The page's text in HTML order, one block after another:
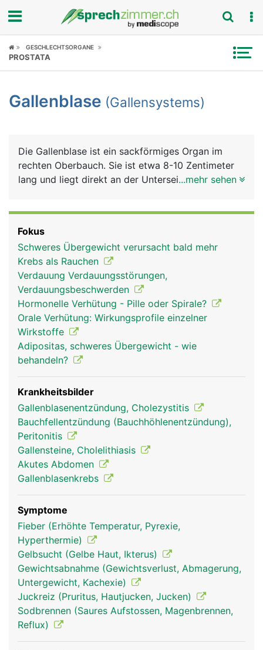
Fokus
Symptome
News
Rubriken
GESCHLECHTSORGANE
PROSTATA
Gallenblase (Gallensystems)
Die Gallenblase ist ein sackförmiges Organ im
rechten Oberbauch. Sie ist etwa 8-10 Zentimeter
lang und liegt direkt an der Unterseite der Leber.
Gallenkanälchen in der Leber sammeln die Galle
und führen sie über den Hauptgallengang dem
Dünndarm zu. Ein Teil davon zweigt in die
Gallenblase ab und wird dort im eingedickten
Zustand zwischengespeichert. Sobald Nahrung
aus dem Magen in den Dünndarm übertritt, zieht
sich die Gallenblase zusammen und gibt die Galle
frei. Da die Galle auch direkt von der Leber in den
Dünndarm fliessen kann, ist die Gallenblase kein
lebensnotwendiges Organ und kann, falls
notwendig, entfernt werden.
...mehr sehen
Fokus
Schweres Übergewicht verursacht bald mehr
Krebs als Rauchen
Verdauung Verdauungsstörungen,
Verdauungsbeschwerden
Hormonelle Verhütung - Pille oder Spirale?
Orale Verhütung: Wirkungsprofile einzelner
Wirkstoffe
Adipositas, schweres Übergewicht - wie
behandeln?
Krankheitsbilder
Gallenblasenentzündung, Cholezystitis
Bauchfellentzündung (Bauchhöhlenentzündung),
Peritonitis
Gallensteine, Cholelithiasis
Akutes Abdomen
Gallenblasenkrebs
Symptome
Fieber (Erhöhte Temperatur, Pyrexie,
Hyperthermie)
Gelbsucht (Gelbe Haut, Ikterus)
Gewichtsabnahme (Gewichtsverlust, Abmagerung,
Untergewicht, Kachexie)
Juckreiz (Pruritus, Hautjucken, Jucken)
Sodbrennen (Saures Aufstossen, Magenbrennen,
Reflux)